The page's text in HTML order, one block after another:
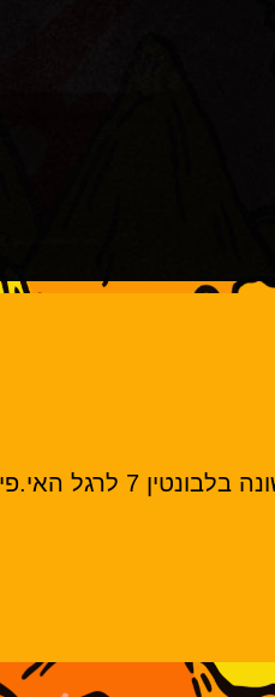
החדש ״ עוד שניה״.